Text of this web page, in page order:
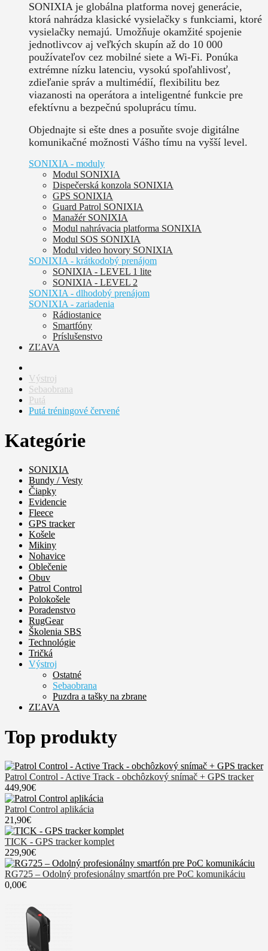
SONIXIA je globálna platforma novej generácie,
ktorá nahrádza klasické vysielačky s funkciami, ktoré
vysielačky nemajú. Umožňuje okamžité spojenie
jednotlivcov aj veľkých skupín až do 10 000
používateľov cez mobilné siete a Wi-Fi. Ponúka
extrémne nízku latenciu, vysokú spoľahlivosť,
zdieľanie správ a multimédií, flexibilitu bez
viazanosti na operátora a inteligentné funkcie pre
efektívnu a bezpečnú spoluprácu tímu.
Objednajte si ešte dnes a posuňte svoje digitálne
komunikačné možnosti Vášho tímu na vyšší level.
SONIXIA - moduly
Modul SONIXIA
Dispečerská konzola SONIXIA
GPS SONIXIA
Guard Patrol SONIXIA
Manažér SONIXIA
Modul nahrávacia platforma SONIXIA
Modul SOS SONIXIA
Modul video hovory SONIXIA
SONIXIA - krátkodobý prenájom
SONIXIA - LEVEL 1 lite
SONIXIA - LEVEL 2
SONIXIA - dlhodobý prenájom
SONIXIA - zariadenia
Rádiostanice
Smartfóny
Príslušenstvo
ZĽAVA
Výstroj
Sebaobrana
Putá
Putá tréningové červené
Kategórie
SONIXIA
Bundy / Vesty
Čiapky
Evidencie
Fleece
GPS tracker
Košele
Mikiny
Nohavice
Oblečenie
Obuv
Patrol Control
Polokošele
Poradenstvo
RugGear
Školenia SBS
Technológie
Tričká
Výstroj
Ostatné
Sebaobrana
Puzdra a tašky na zbrane
ZĽAVA
Top produkty
Patrol Control - Active Track - obchôzkový snímač + GPS tracker
449,90€
Patrol Control aplikácia
21,90€
TICK - GPS tracker komplet
229,90€
RG725 – Odolný profesionálny smartfón pre PoC komunikáciu
0,00€